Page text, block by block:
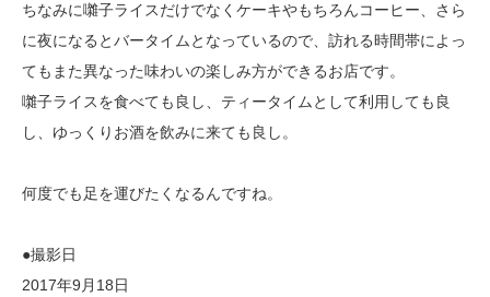
ちなみに囃子ライスだけでなくケーキやもちろんコーヒー、さら
に夜になるとバータイムとなっているので、訪れる時間帯によっ
てもまた異なった味わいの楽しみ方ができるお店です。
囃子ライスを食べても良し、ティータイムとして利用しても良
し、ゆっくりお酒を飲みに来ても良し。
何度でも足を運びたくなるんですね。
●撮影日
2017年9月18日